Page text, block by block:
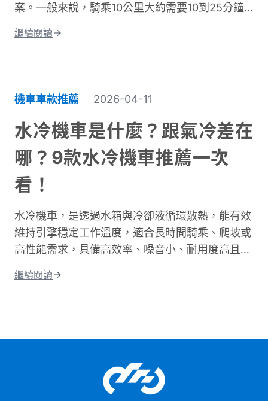
案。一般來說，騎乘10公里大約需要10到25分鐘
通勤時間的關鍵因素有很多。道路類型是其中之
量、個人騎乘習慣都會造成時間差異。這篇文章將
深入探討不同情況下的騎乘時間。我們會分析各種
道路類型所需的時間、說明影響通勤的主要因素。
同時也會分享實用的時間規劃技巧，讓你每天出門
前都能準確估算所需時間。不論你是新手騎士還是
資深通勤族，都能找到適合自己的參考資訊！
繼續閱讀
機車車款推薦 2026-04-11
水冷機車是什麼？跟氣冷差在
哪？9款水冷機車推薦一次
看！
水冷機車，是透過水箱與冷卻液循環散熱，能有效
維持引擎穩定工作溫度，適合長時間騎乘、爬坡或
高性能需求，具備高效率、噪音小、耐用度高且更
佳，能減少熱衰竭。這篇文章將從水冷引擎的運作
繼續閱讀